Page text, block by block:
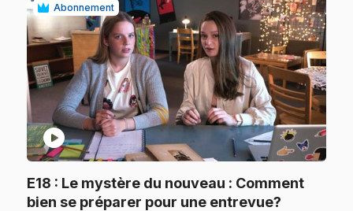
Abonnement
play_circle
E18 : Le mystère du nouveau : Comment
bien se préparer pour une entrevue?